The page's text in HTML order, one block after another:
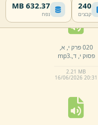
240
קבצים
632.37 MB
נפח
020 פרק י,
א,
פסוק י, ד,.
mp3
2.21 MB
16/06/2026 20:31